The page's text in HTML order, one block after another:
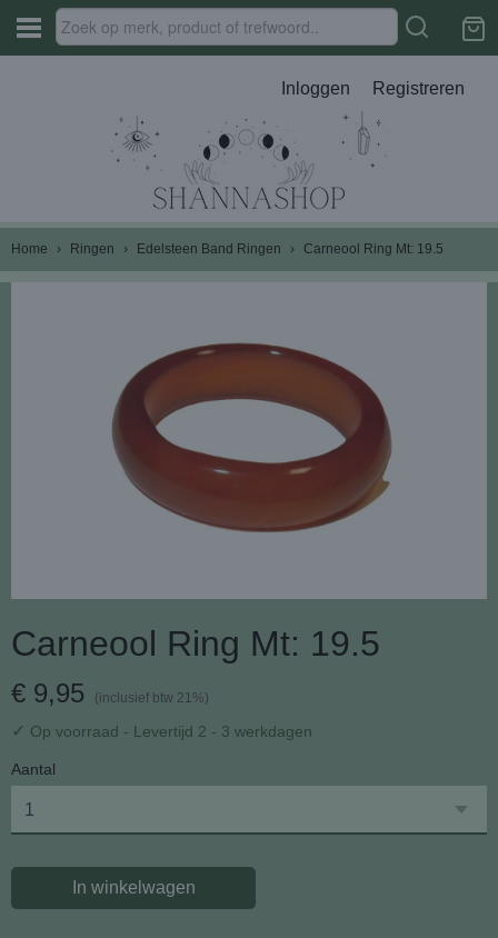
Inloggen Registreren
Home › Ringen › Edelsteen Band Ringen › Carneool Ring Mt: 19.5
Carneool Ring Mt: 19.5
€ 9,95 (inclusief btw 21%)
✓ Op voorraad - Levertijd 2 - 3 werkdagen
Aantal
In winkelwagen